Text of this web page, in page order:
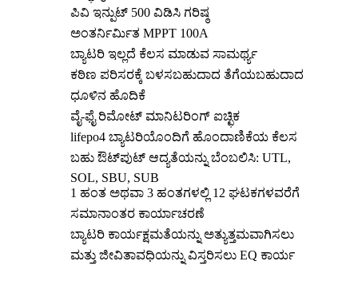
ಪಿವಿ ಇನ್ಪುಟ್ 500 ವಿಡಿಸಿ ಗರಿಷ್ಠ
ಅಂತರ್ನಿರ್ಮಿತ MPPT 100A
ಬ್ಯಾಟರಿ ಇಲ್ಲದೆ ಕೆಲಸ ಮಾಡುವ ಸಾಮರ್ಥ್ಯ
ಕಠಿಣ ಪರಿಸರಕ್ಕೆ ಬಳಸಬಹುದಾದ ತೆಗೆಯಬಹುದಾದ
ಧೂಳಿನ ಹೊದಿಕೆ
ವೈ-ಫೈ ರಿಮೋಟ್ ಮಾನಿಟರಿಂಗ್ ಐಚ್ಛಿಕ
lifepo4 ಬ್ಯಾಟರಿಯೊಂದಿಗೆ ಹೊಂದಾಣಿಕೆಯ ಕೆಲಸ
ಬಹು ಔಟ್‌ಪುಟ್ ಆದ್ಯತೆಯನ್ನು ಬೆಂಬಲಿಸಿ: UTL,
SOL, SBU, SUB
1 ಹಂತ ಅಥವಾ 3 ಹಂತಗಳಲ್ಲಿ 12 ಘಟಕಗಳವರೆಗೆ
ಸಮಾನಾಂತರ ಕಾರ್ಯಾಚರಣೆ
ಬ್ಯಾಟರಿ ಕಾರ್ಯಕ್ಷಮತೆಯನ್ನು ಅತ್ಯುತ್ತಮವಾಗಿಸಲು
ಮತ್ತು ಜೀವಿತಾವಧಿಯನ್ನು ವಿಸ್ತರಿಸಲು EQ ಕಾರ್ಯ